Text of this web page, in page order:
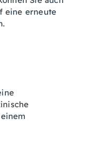
eine erneute